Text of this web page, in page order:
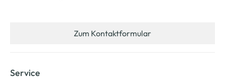
Zum Kontaktformular
Service